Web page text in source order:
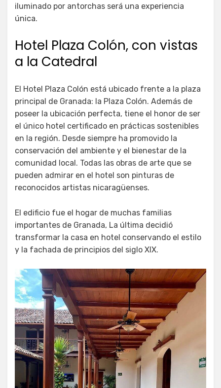
iluminado por antorchas será una experiencia
única.
Hotel Plaza Colón, con vistas
a la Catedral
El Hotel Plaza Colón está ubicado frente a la plaza
principal de Granada: la Plaza Colón. Además de
poseer la ubicación perfecta, tiene el honor de ser
el único hotel certificado en prácticas sostenibles
en la región. Desde siempre ha promovido la
conservación del ambiente y el bienestar de la
comunidad local. Todas las obras de arte que se
pueden admirar en el hotel son pinturas de
reconocidos artistas nicaragüenses.
El edificio fue el hogar de muchas familias
importantes de Granada, La última decidió
transformar la casa en hotel conservando el estilo
y la fachada de principios del siglo XIX.